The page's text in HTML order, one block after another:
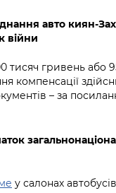
Статистика
Звернення
Регуляторна
експертиза
бюджет
авто киян-
війни
тисяч гривень або
компенсації
– за
у салонах